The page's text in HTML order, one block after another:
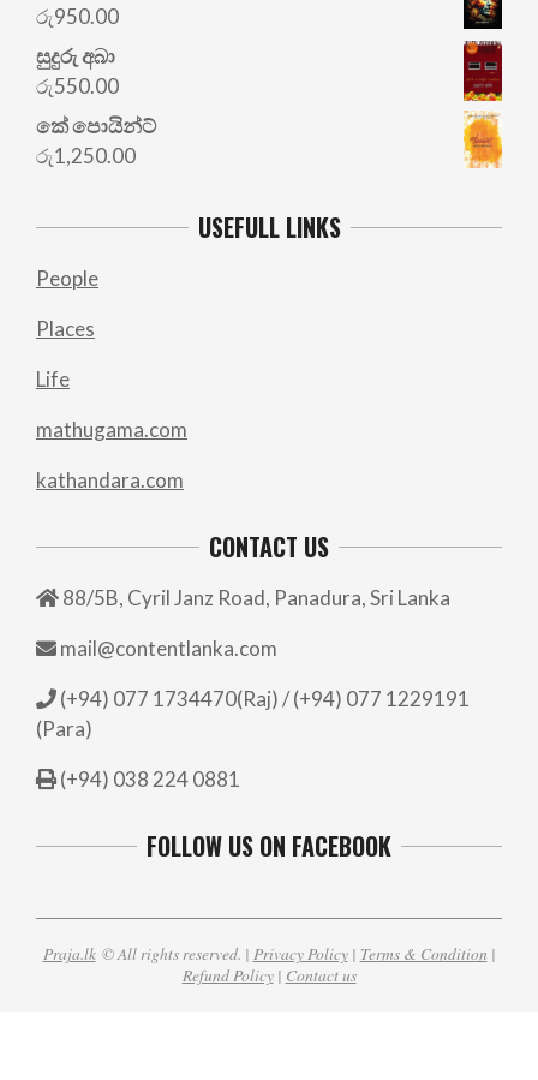
රු950.00
සුදුරු අබා
රු550.00
කේ පොයින්ට්
රු1,250.00
USEFULL LINKS
People
Places
Life
mathugama.com
kathandara.com
CONTACT US
88/5B, Cyril Janz Road, Panadura, Sri Lanka
mail@contentlanka.com
(+94) 077 1734470(Raj) / (+94) 077 1229191
(Para)
(+94) 038 224 0881
FOLLOW US ON FACEBOOK
Praja.lk© All rights reserved. | Privacy Policy| Terms & Condition |
Refund Policy| Contact us